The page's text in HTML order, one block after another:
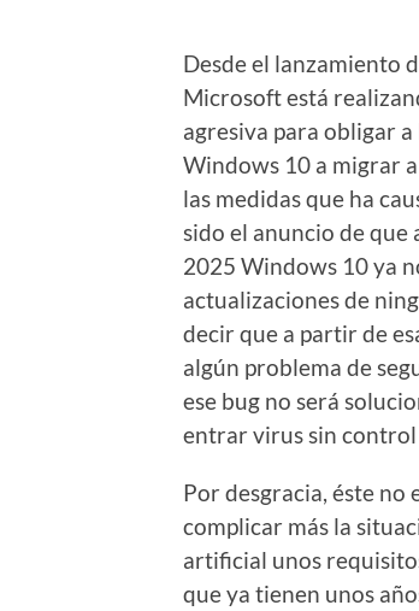
Desde el lanzamiento
Microsoft está
agresiva para obligar
Windows 10 a migrar
las medidas que ha
sido el anuncio de
2025 Windows 10 ya
actualizaciones de
decir que a partir de
algún problema de
ese bug no será
entrar virus sin control
Por desgracia, éste no
complicar más la
artificial unos
que ya tienen unos